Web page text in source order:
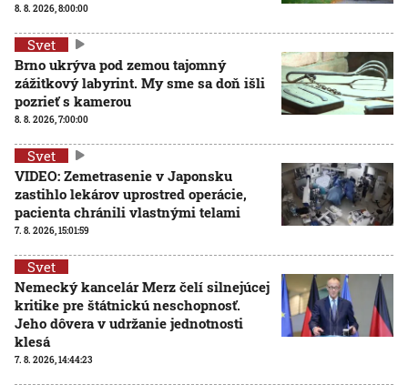
8. 8. 2026, 8:00:00
Svet
Brno ukrýva pod zemou tajomný
zážitkový labyrint. My sme sa doň išli
pozrieť s kamerou
8. 8. 2026, 7:00:00
Svet
VIDEO: Zemetrasenie v Japonsku
zastihlo lekárov uprostred operácie,
pacienta chránili vlastnými telami
7. 8. 2026, 15:01:59
Svet
Nemecký kancelár Merz čelí silnejúcej
kritike pre štátnickú neschopnosť.
Jeho dôvera v udržanie jednotnosti
klesá
7. 8. 2026, 14:44:23